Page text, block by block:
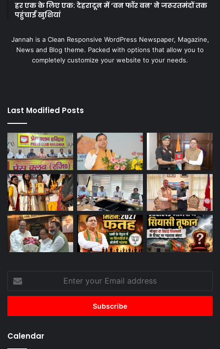
हर एक के लिए एक: देहरादून में ‘वन फॉर वन’ ने जरूरतमंदों तक
पहुंचाई खुशियां
Jannah is a Clean Responsive WordPress Newspaper, Magazine,
News and Blog theme. Packed with options that allow you to
completely customize your website to your needs.
Last Modified Posts
your
Email
Calendar